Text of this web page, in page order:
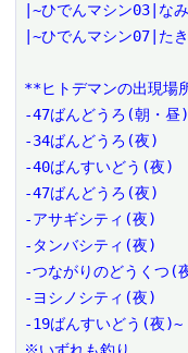
|~ひでんマシン03|な
|~ひでんマシン07|た
**ヒトデマンの出現
-47ばんどうろ(朝・昼)
-34ばんどうろ(夜)
-40ばんすいどう(夜)
-47ばんどうろ(夜)
-アサギシティ(夜)
-タンバシティ(夜)
-つながりのどうくつ(
-ヨシノシティ(夜)
-19ばんすいどう(夜)~